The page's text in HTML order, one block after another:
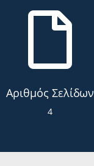

Αριθμός Σελίδων
4